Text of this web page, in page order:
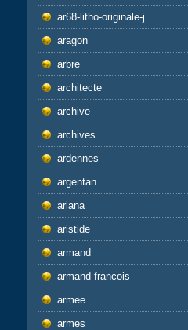
ar68-litho-originale-j
aragon
arbre
architecte
archive
archives
ardennes
argentan
ariana
aristide
armand
armand-francois
armee
armes